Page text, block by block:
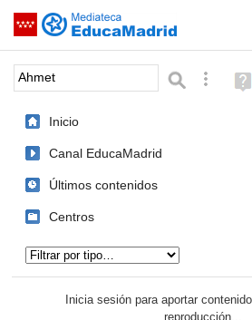
Saltar navegación
Palabra o frase: Búsqueda
(en
Inicio
Canal EducaMadrid
Últimos contenidos
Centros
Inicia sesión para aportar
reproducción...